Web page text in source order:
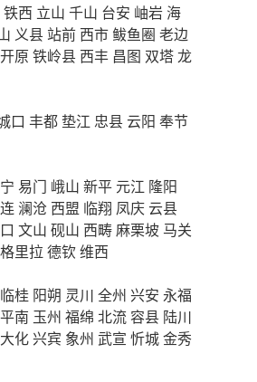
铁西 立山 千山 台安 岫岩 海
义县 站前 西市 鲅鱼圈 老边
开原 铁岭县 西丰 昌图 双塔龙
口 丰都 垫江 忠县 云阳 奉节
易门 峨山 新平 元江 隆阳
澜沧 西盟 临翔 凤庆 云县
文山 砚山 西畴麻栗坡 马关
里拉 德钦维西
临桂 阳朔 灵川 全州 兴安 永福
平南 玉州 福绵 北流 容县 陆川
大化兴宾 象州 武宣 忻城金秀